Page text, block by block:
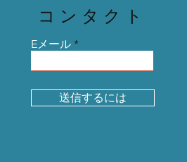
コンタクト
Eメール
送信するには